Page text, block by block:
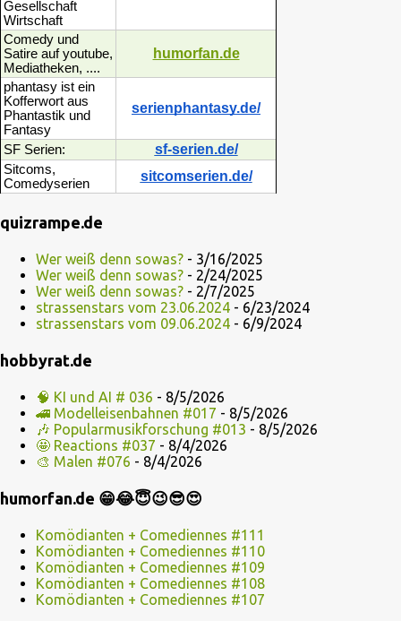
Gesellschaft
Wirtschaft
Comedy und
Satire auf youtube,
Mediatheken, ....
humorfan.de
phantasy ist ein
Kofferwort aus
Phantastik und
Fantasy
serienphantasy.de/
SF Serien: sf-serien.de/
Sitcoms,
Comedyserien
sitcomserien.de/
quizrampe.de
Wer weiß denn sowas? - 3/16/2025
Wer weiß denn sowas? - 2/24/2025
Wer weiß denn sowas? - 2/7/2025
strassenstars vom 23.06.2024 - 6/23/2024
strassenstars vom 09.06.2024 - 6/9/2024
hobbyrat.de
🧠 KI und AI # 036 - 8/5/2026
🚄 Modelleisenbahnen #017 - 8/5/2026
🎶 Popularmusikforschung #013 - 8/5/2026
🤩 Reactions #037 - 8/4/2026
🎨 Malen #076 - 8/4/2026
humorfan.de 😁😂😇😉😎😍
Komödianten + Comediennes #111
Komödianten + Comediennes #110
Komödianten + Comediennes #109
Komödianten + Comediennes #108
Komödianten + Comediennes #107